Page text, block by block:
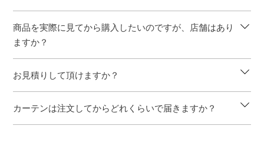
商品を実際に見てから購入したいのですが、店舗はあり
ますか？
お見積りして頂けますか？
カーテンは注文してからどれくらいで届きますか？